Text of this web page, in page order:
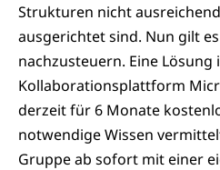
Strukturen nicht
ausgerichtet sind. Nun gilt
nachzusteuern. Eine
Kollaborationsplattform
derzeit für 6 Monate
notwendige Wissen
Gruppe ab sofort mit einer